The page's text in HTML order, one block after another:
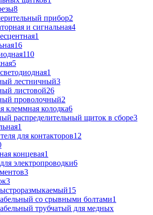
8
прибор2
и сигнальная4
1
16
110
5
1
лестничный3
листовой26
проволочный2
клеммная колодка6
распределительный щиток в сборе3
1
для контакторов12
концевая1
электропроводки6
3
3
15
со срывными болтами1
трубчатый для медных